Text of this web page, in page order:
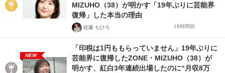
MIZUHO（38）が明かす「19年ぶりに芸能界
復帰」した本当の理由
佐藤 ちひろ 16時間前
NEW
「印税は1円ももらっていません」19年ぶりに
芸能界に復帰したZONE・MIZUHO（38）が
明かす、紅白3年連続出場したのに“月収8万